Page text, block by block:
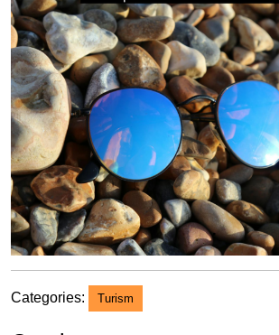
Categories: Turism